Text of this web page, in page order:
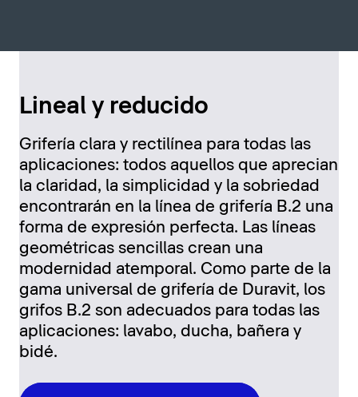
Lineal y reducido
Grifería clara y rectilínea para todas las
aplicaciones: todos aquellos que aprecian
la claridad, la simplicidad y la sobriedad
encontrarán en la línea de grifería B.2 una
forma de expresión perfecta. Las líneas
geométricas sencillas crean una
modernidad atemporal. Como parte de la
gama universal de grifería de Duravit, los
grifos B.2 son adecuados para todas las
aplicaciones: lavabo, ducha, bañera y
bidé.